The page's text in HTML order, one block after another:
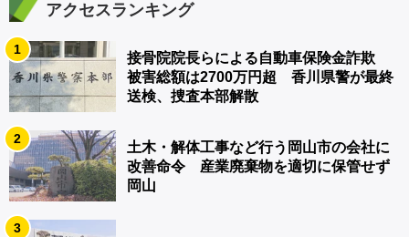
アクセスランキング
1
接骨院院長らによる自動車保険金詐欺
被害総額は2700万円超 香川県警が最終
送検、捜査本部解散
2
土木・解体工事など行う岡山市の会社に
改善命令 産業廃棄物を適切に保管せず
岡山
3